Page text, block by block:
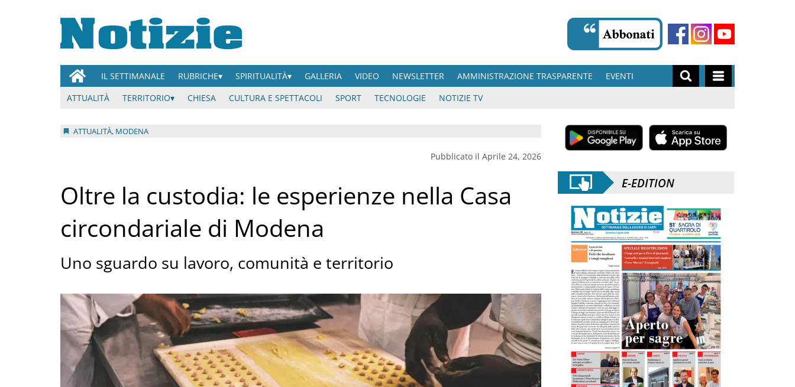
IL SETTIMANALE RUBRICHE SPIRITUALITÀ GALLERIA VIDEO NEWSLETTER AMMINISTRAZIONE TRASPARENTE
EVENTI
ATTUALITÀ
TERRITORIO CHIESA CULTURA E SPETTACOLI SPORT TECNOLOGIE NOTIZIE TV
ATTUALITÀ, MODENA
Pubblicato il Aprile 24, 2026
Oltre la custodia: le esperienze nella Casa
circondariale di Modena
Uno sguardo su lavoro, comunità e territorio
E-EDITION